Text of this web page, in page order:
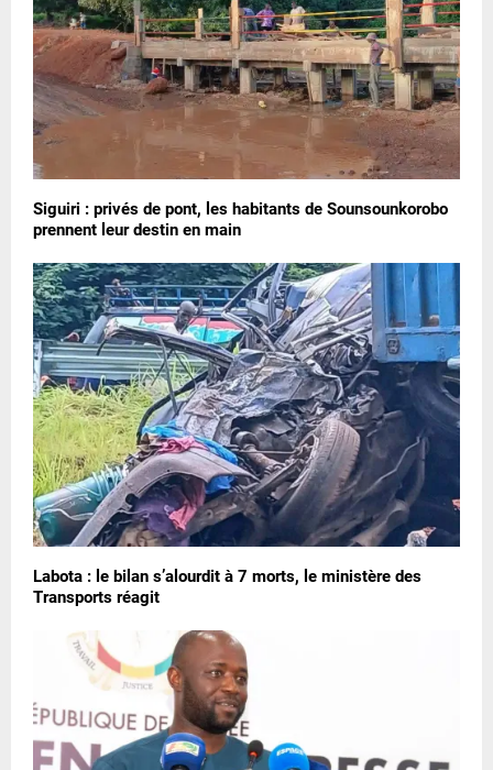
Siguiri : privés de pont, les habitants de Sounsounkorobo
prennent leur destin en main
Labota : le bilan s’alourdit à 7 morts, le ministère des
Transports réagit